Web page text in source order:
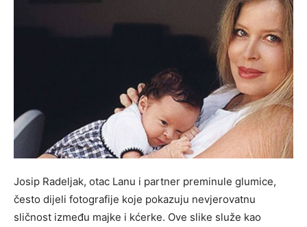
Josip Radeljak, otac Lanu i partner preminule glumice,
često dijeli fotografije koje pokazuju nevjerovatnu
sličnost između majke i kćerke. Ove slike služe kao